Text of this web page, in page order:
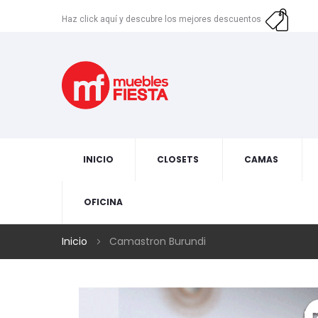
Haz click aquí y descubre los mejores descuentos
INICIO CLOSETS CAMAS
OFICINA
Inicio Camastron Burundi